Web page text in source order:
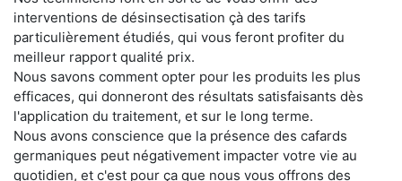
interventions de désinsectisation çà des tarifs
particulièrement étudiés, qui vous feront profiter du
meilleur rapport qualité prix.
Nous savons comment opter pour les produits les plus
efficaces, qui donneront des résultats satisfaisants dès
l'application du traitement, et sur le long terme.
Nous avons conscience que la présence des cafards
germaniques peut négativement impacter votre vie au
quotidien, et c'est pour ça que nous vous offrons des